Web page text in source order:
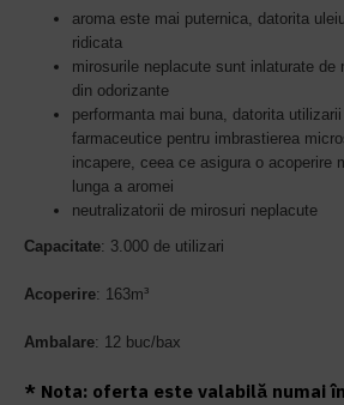
aroma este mai puternica, datorita
ridicata
mirosurile neplacute sunt inlaturate de
din odorizante
performanta mai buna, datorita
farmaceutice pentru imbrastierea
incapere, ceea ce asigura o acoperire
lunga a aromei
neutralizatorii de mirosuri neplacute
Capacitate: 3.000 de utilizari
Acoperire: 163m³
Ambalare: 12 buc/bax
* Nota: oferta este valabilă numai